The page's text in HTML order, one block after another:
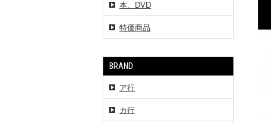
本、DVD
特価商品
BRAND
ア行
カ行